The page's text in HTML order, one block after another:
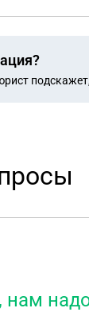
нам